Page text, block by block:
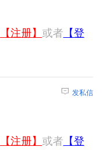
【注册】 或者 【登
发私信
【注册】 或者 【登